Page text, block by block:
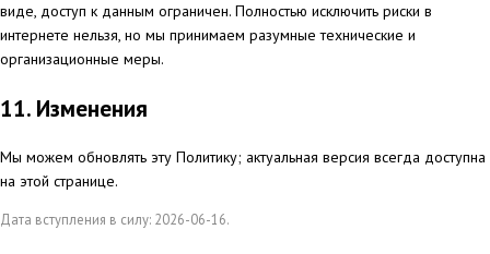
виде, доступ к данным ограничен. Полностью исключить риски в
интернете нельзя, но мы принимаем разумные технические и
организационные меры.
11. Изменения
Мы можем обновлять эту Политику; актуальная версия всегда доступна
на этой странице.
Дата вступления в силу: 2026-06-16.